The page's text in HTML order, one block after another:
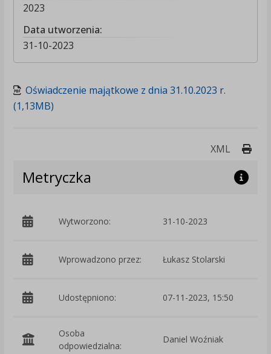
2023
Data utworzenia:
31-10-2023
Oświadczenie majątkowe z dnia 31.10.2023 r.
(1,13MB)
XML
Metryczka
Wytworzono: 31-10-2023
Wprowadzono przez: Łukasz Stolarski
Udostępniono: 07-11-2023, 15:50
Osoba
odpowiedzialna:
Daniel Woźniak